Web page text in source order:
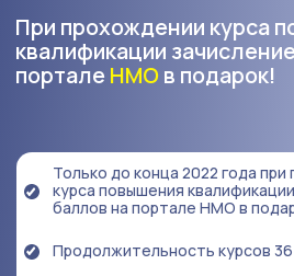
Продолжительность курсов 36 и 144 часа.
Стоимость от 5 000₽.
При прохождении курса повышения
квалификации зачисление баллов на
порталеНМОв подарок!